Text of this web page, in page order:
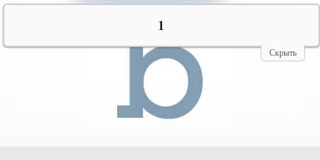
Скрыть
1